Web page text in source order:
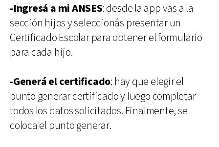
-Ingresá a mi ANSES: desde la app vas a la
sección hijos y seleccionás presentar un
Certificado Escolar para obtener el formulario
para cada hijo.
-Generá el certificado: hay que elegir el
punto generar certificado y luego completar
todos los datos solicitados. Finalmente, se
coloca el punto generar.